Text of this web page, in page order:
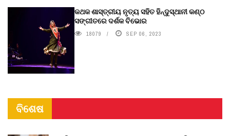
କଥକ ଶାସ୍ତ୍ରୀୟ ନୃତ୍ୟ ସହିତ ହିନ୍ଦୁସ୍ଥାନୀ କଣ୍ଠ
ସଙ୍ଗୀତରେ ଦର୍ଶକ ବିଭୋର
18079 SEP 06, 2023
ବିଶେଷ